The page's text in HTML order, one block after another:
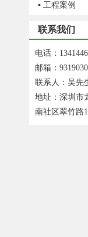
▪ 工程案例
联系我们
电话：
邮箱：
联系人：吴先
地址：深圳市
南社区翠竹路